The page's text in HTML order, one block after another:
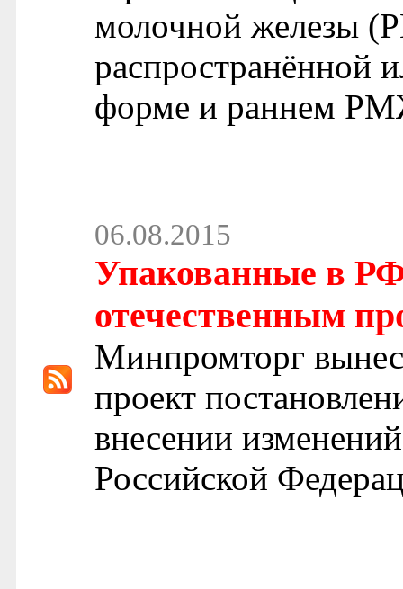
молочной железы
распространённой
форме и раннем
06.08.2015
Упакованные в РФ
отечественным
Минпромторг
проект
внесении
Российской